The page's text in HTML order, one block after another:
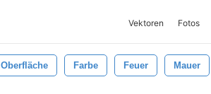
Vektoren Fotos
Oberfläche Farbe Feuer Mauer